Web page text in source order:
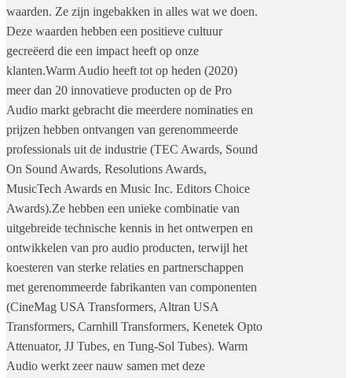
waarden. Ze zijn ingebakken in alles wat we doen.
Deze waarden hebben een positieve cultuur
gecreëerd die een impact heeft op onze
klanten.Warm Audio heeft tot op heden (2020)
meer dan 20 innovatieve producten op de Pro
Audio markt gebracht die meerdere nominaties en
prijzen hebben ontvangen van gerenommeerde
professionals uit de industrie (TEC Awards, Sound
On Sound Awards, Resolutions Awards,
MusicTech Awards en Music Inc. Editors Choice
Awards).Ze hebben een unieke combinatie van
uitgebreide technische kennis in het ontwerpen en
ontwikkelen van pro audio producten, terwijl het
koesteren van sterke relaties en partnerschappen
met gerenommeerde fabrikanten van componenten
(CineMag USA Transformers, Altran USA
Transformers, Carnhill Transformers, Kenetek Opto
Attenuator, JJ Tubes, en Tung-Sol Tubes). Warm
Audio werkt zeer nauw samen met deze